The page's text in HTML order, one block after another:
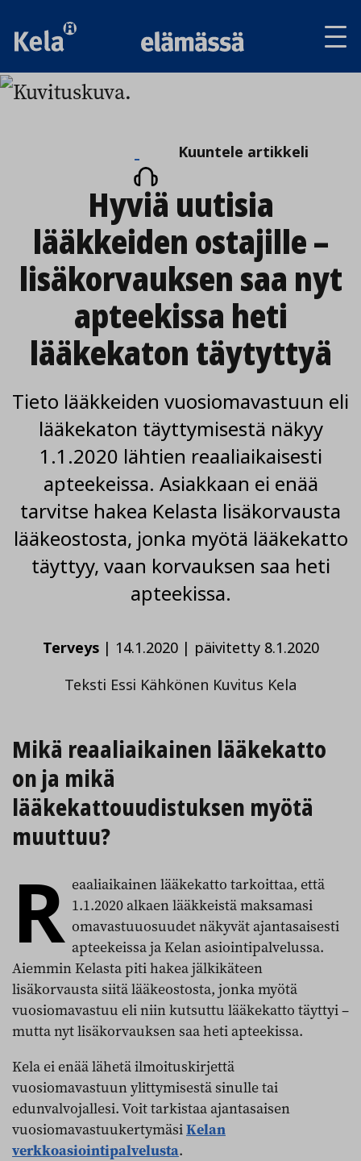
Kuuntele
artikkeli
Kuuntele artikkeli
Hyviä uutisia
lääkkeiden ostajille –
lisäkorvauksen saa nyt
apteekissa heti
lääkekaton täytyttyä
Tieto lääkkeiden vuosiomavastuun eli
lääkekaton täyttymisestä näkyy
1.1.2020 lähtien reaaliaikaisesti
apteekeissa. Asiakkaan ei enää
tarvitse hakea Kelasta lisäkorvausta
lääkeostosta, jonka myötä lääkekatto
täyttyy, vaan korvauksen saa heti
apteekissa.
Terveys | 14.1.2020| päivitetty 8.1.2020
Teksti Essi Kähkönen Kuvitus Kela
Mikä reaaliaikainen lääkekatto
on ja mikä
lääkekattouudistuksen myötä
muuttuu?
R eaaliaikainen lääkekatto tarkoittaa, että
1.1.2020 alkaen lääkkeistä maksamasi
omavastuuosuudet näkyvät ajantasaisesti
apteekeissa ja Kelan asiointipalvelussa.
Aiemmin Kelasta piti hakea jälkikäteen
lisäkorvausta siitä lääkeostosta, jonka myötä
vuosiomavastuu eli niin kutsuttu lääkekatto täyttyi –
mutta nyt lisäkorvauksen saa heti apteekissa.
Kela ei enää lähetä ilmoituskirjettä
vuosiomavastuun ylittymisestä sinulle tai
edunvalvojallesi. Voit tarkistaa ajantasaisen
vuosiomavastuukertymäsiKelan
verkkoasiointipalvelusta.